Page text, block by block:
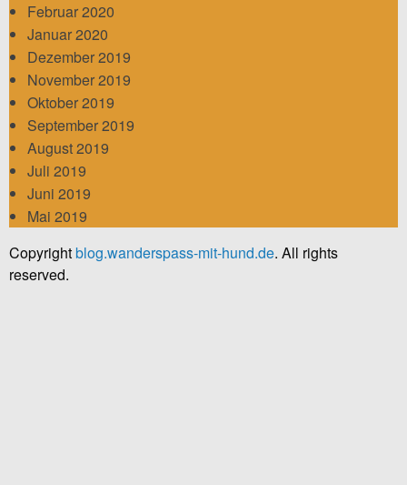
Februar 2020
Januar 2020
Dezember 2019
November 2019
Oktober 2019
September 2019
August 2019
Juli 2019
Juni 2019
Mai 2019
Copyrightblog.wanderspass-mit-hund.de. All rights
reserved.